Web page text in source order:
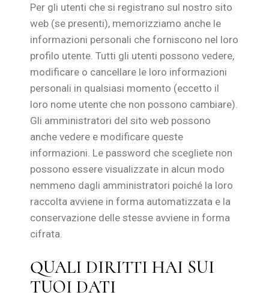
Per gli utenti che si registrano sul nostro sito
web (se presenti), memorizziamo anche le
informazioni personali che forniscono nel loro
profilo utente. Tutti gli utenti possono vedere,
modificare o cancellare le loro informazioni
personali in qualsiasi momento (eccetto il
loro nome utente che non possono cambiare).
Gli amministratori del sito web possono
anche vedere e modificare queste
informazioni. Le password che scegliete non
possono essere visualizzate in alcun modo
nemmeno dagli amministratori poiché la loro
raccolta avviene in forma automatizzata e la
conservazione delle stesse avviene in forma
cifrata.
QUALI DIRITTI HAI SUI
TUOI DATI